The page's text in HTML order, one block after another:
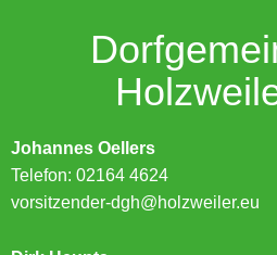
Johannes Oellers
Telefon: 02164 4624
vorsitzender-dgh@holzweiler.eu